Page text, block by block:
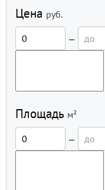
Цена руб.
—
Площадь м²
—